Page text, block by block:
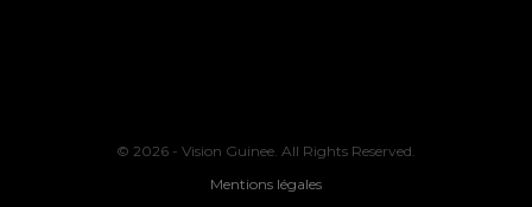
© 2026 - Vision Guinee. All Rights Reserved.
Mentions légales